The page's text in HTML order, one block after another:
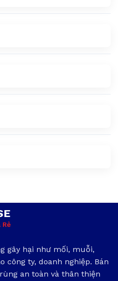
Rẻ
gây hại như mối, muỗi,
công ty, doanh nghiệp. Bán
an toàn và thân thiện